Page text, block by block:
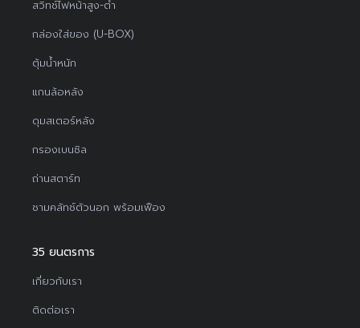
สวิทช์ไฟหน้าสูง-ต่ำ
กล่องใส่ของ (U-BOX)
ตุ้มน้ำหนัก
แกนล้อหลัง
ดุมสเตอร์หลัง
กรองเบนซิล
ถ่านสตาร์ท
ชามคลัทช์ตัวนอก พร้อมเฟือง
35 ยนตรการ
เกี่ยวกับเรา
ติดต่อเรา